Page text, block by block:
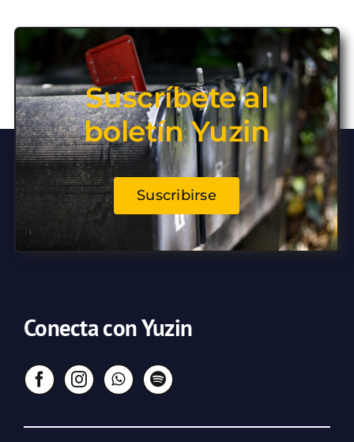
Suscríbete al
boletín Yuzin
Suscribirse
Conecta con Yuzin